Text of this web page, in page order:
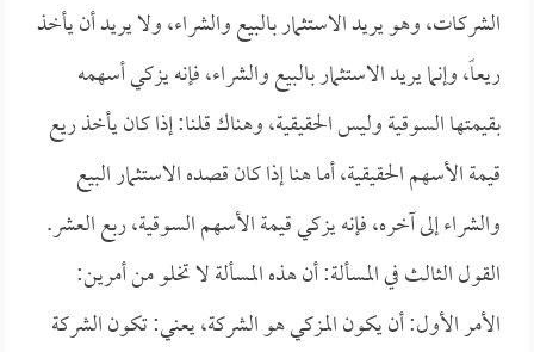
الشركات، وهو يريد الاستثمار بالبيع والشراء، ولا يريد أن يأخذ
ريعاً، وإنما يريد الاستثمار بالبيع والشراء، فإنه يزكي أسهمه
بقيمتها السوقية وليس الحقيقية، وهناك قلنا: إذا كان يأخذ ريع
قيمة الأسهم الحقيقية، أما هنا إذا كان قصده الاستثمار البيع
والشراء إلى آخره، فإنه يزكي قيمة الأسهم السوقية، ربع العشر.
القول الثالث في المسألة: أن هذه المسألة لا تخلو من أمرين:
الأمر الأول: أن يكون المزكي هو الشركة، يعني: تكون الشركة